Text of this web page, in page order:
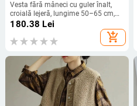
Vesta fără mâneci cu guler înalt,
croială lejeră, lungime 50–65 cm,
poliester 70–80%
180.38 Lei
add_shopping_cart